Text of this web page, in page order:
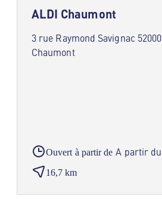
ALDI Chaumont
3 rue Raymond Savignac 52000
Chaumont
Ouvert à partir de A partir du
16,7 km